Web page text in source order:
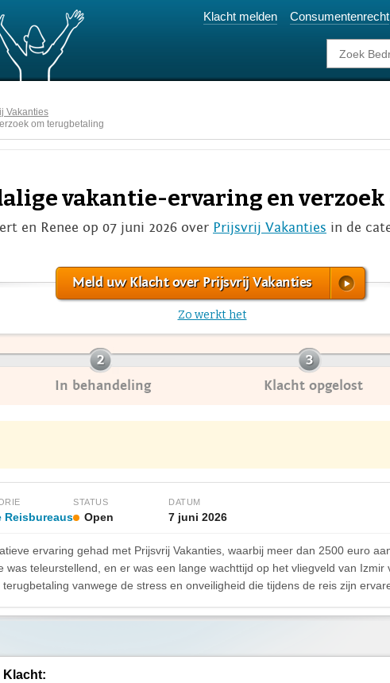
Klacht melden Consumentenrecht
Vakanties
om terugbetaling
vakantie-ervaring en
en Renee op 07 juni 2026 over Prijsvrij Vakanties in de
Meld uw Klacht over Prijsvrij Vakanties
Zo werkt het
In behandeling Klacht opgelost
Reisbureaus
STATUS
Open
DATUM
7 juni 2026
ervaring gehad met Prijsvrij Vakanties, waarbij meer dan 2500 euro
was teleurstellend, en er was een lange wachttijd op het vliegveld van
vanwege de stress en onveiligheid die tijdens de reis zijn
Klacht: